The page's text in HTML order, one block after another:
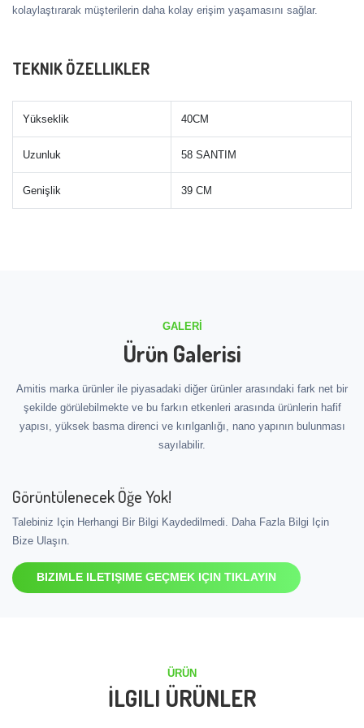
kolaylaştırarak müşterilerin daha kolay erişim yaşamasını sağlar.
TEKNIK ÖZELLIKLER
Yükseklik 40CM
Uzunluk 58 SANTIM
Genişlik 39 CM
GALERI
Ürün Galerisi
Amitis marka ürünler ile piyasadaki diğer ürünler arasındaki fark net bir
şekilde görülebilmekte ve bu farkın etkenleri arasında ürünlerin hafif
yapısı, yüksek basma direnci ve kırılganlığı, nano yapının bulunması
sayılabilir.
Görüntülenecek Öğe Yok!
Talebiniz Için Herhangi Bir Bilgi Kaydedilmedi. Daha Fazla Bilgi Için
Bize Ulaşın.
BIZIMLE ILETIŞIME GEÇMEK IÇIN TIKLAYIN
ÜRÜN
İLGILI ÜRÜNLER